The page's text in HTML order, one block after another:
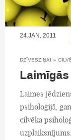
24.JAN, 2011
DZĪVESZIŅAI »
Laimes
psiholoģijā,
cilvēka